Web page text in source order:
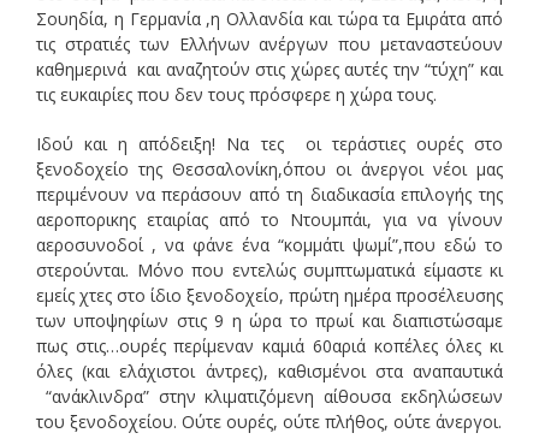
Σουηδία, η Γερμανία ,η Ολλανδία και τώρα τα Εμιράτα από
τις στρατιές των Ελλήνων ανέργων που μεταναστεύουν
καθημερινά και αναζητούν στις χώρες αυτές την “τύχη” και
τις ευκαιρίες που δεν τους πρόσφερε η χώρα τους.
Ιδού και η απόδειξη! Να τες οι τεράστιες ουρές στο
ξενοδοχείο της Θεσσαλονίκη,όπου οι άνεργοι νέοι μας
περιμένουν να περάσουν από τη διαδικασία επιλογής της
αεροπορικης εταιρίας από το Ντουμπάι, για να γίνουν
αεροσυνοδοί , να φάνε ένα “κομμάτι ψωμί”,που εδώ το
στερούνται. Μόνο που εντελώς συμπτωματικά είμαστε κι
εμείς χτες στο ίδιο ξενοδοχείο, πρώτη ημέρα προσέλευσης
των υποψηφίων στις 9 η ώρα το πρωί και διαπιστώσαμε
πως στις…ουρές περίμεναν καμιά 60αριά κοπέλες όλες κι
όλες (και ελάχιστοι άντρες), καθισμένοι στα αναπαυτικά
“ανάκλινδρα” στην κλιματιζόμενη αίθουσα εκδηλώσεων
του ξενοδοχείου. Ούτε ουρές, ούτε πλήθος, ούτε άνεργοι.